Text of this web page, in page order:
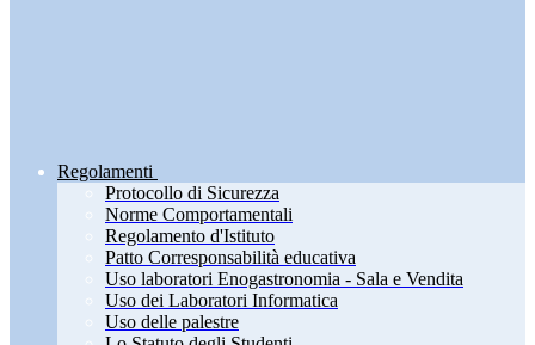
Regolamenti
Protocollo di Sicurezza
Norme Comportamentali
Regolamento d'Istituto
Patto Corresponsabilità educativa
Uso laboratori Enogastronomia - Sala e Vendita
Uso dei Laboratori Informatica
Uso delle palestre